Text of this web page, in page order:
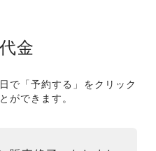
金
で「予約する」をクリック
ができます。